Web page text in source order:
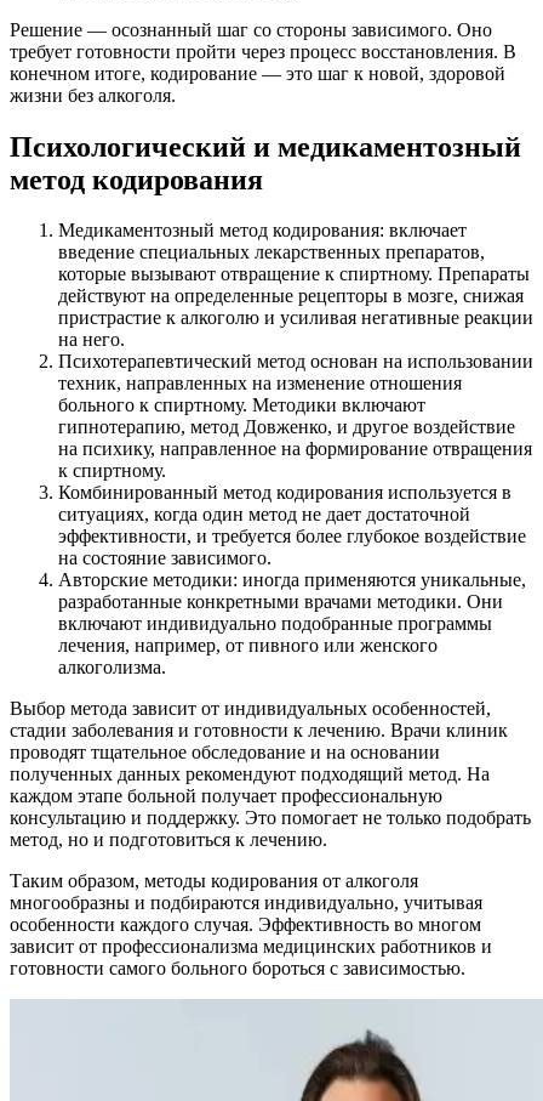
Решение — осознанный шаг со стороны зависимого. Оно
требует готовности пройти через процесс восстановления. В
конечном итоге, кодирование — это шаг к новой, здоровой
жизни без алкоголя.
Психологический и медикаментозный
метод кодирования
Медикаментозный метод кодирования: включает
введение специальных лекарственных препаратов,
которые вызывают отвращение к спиртному. Препараты
действуют на определенные рецепторы в мозге, снижая
пристрастие к алкоголю и усиливая негативные реакции
на него.
Психотерапевтический метод основан на использовании
техник, направленных на изменение отношения
больного к спиртному. Методики включают
гипнотерапию, метод Довженко, и другое воздействие
на психику, направленное на формирование отвращения
к спиртному.
Комбинированный метод кодирования используется в
ситуациях, когда один метод не дает достаточной
эффективности, и требуется более глубокое воздействие
на состояние зависимого.
Авторские методики: иногда применяются уникальные,
разработанные конкретными врачами методики. Они
включают индивидуально подобранные программы
лечения, например, от пивного или женского
алкоголизма.
Выбор метода зависит от индивидуальных особенностей,
стадии заболевания и готовности к лечению. Врачи клиник
проводят тщательное обследование и на основании
полученных данных рекомендуют подходящий метод. На
каждом этапе больной получает профессиональную
консультацию и поддержку. Это помогает не только подобрать
метод, но и подготовиться к лечению.
Таким образом, методы кодирования от алкоголя
многообразны и подбираются индивидуально, учитывая
особенности каждого случая. Эффективность во многом
зависит от профессионализма медицинских работников и
готовности самого больного бороться с зависимостью.